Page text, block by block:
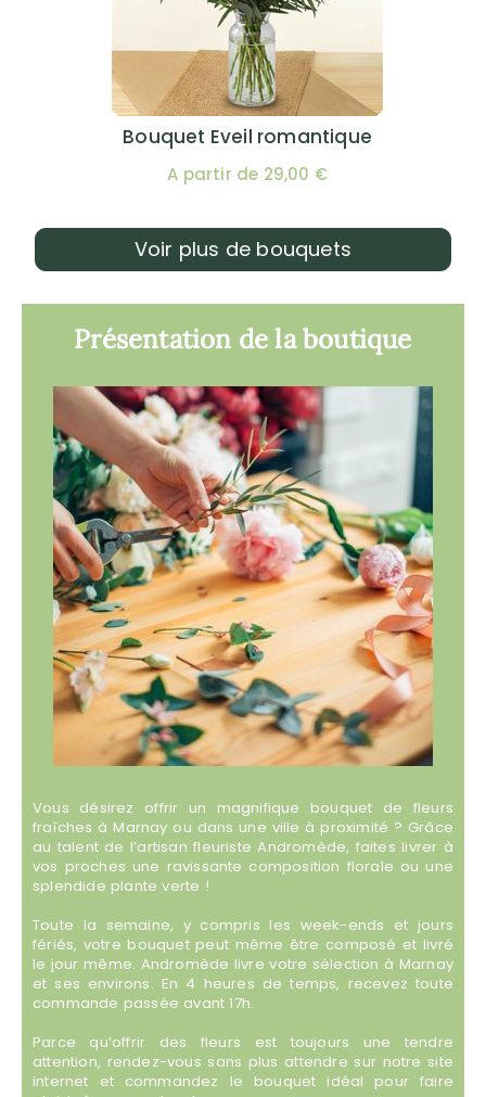
Bouquet Eveil romantique
A partir de 29,00 €
Voir plus de bouquets
Présentation de la boutique
Vous désirez offrir un magnifique bouquet de fleurs
fraîches à Marnay ou dans une ville à proximité ? Grâce
au talent de l’artisan fleuriste Andromède, faites livrer à
vos proches une ravissante composition florale ou une
splendide plante verte !
Toute la semaine, y compris les week-ends et jours
fériés, votre bouquet peut même être composé et livré
le jour même. Andromède livre votre sélection à Marnay
et ses environs. En 4 heures de temps, recevez toute
commande passée avant 17h.
Parce qu’offrir des fleurs est toujours une tendre
attention, rendez-vous sans plus attendre sur notre site
internet et commandez le bouquet idéal pour faire